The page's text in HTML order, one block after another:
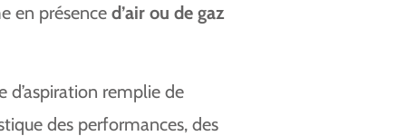
en présenced’air ou de gaz
d’aspiration remplie de
des performances, des